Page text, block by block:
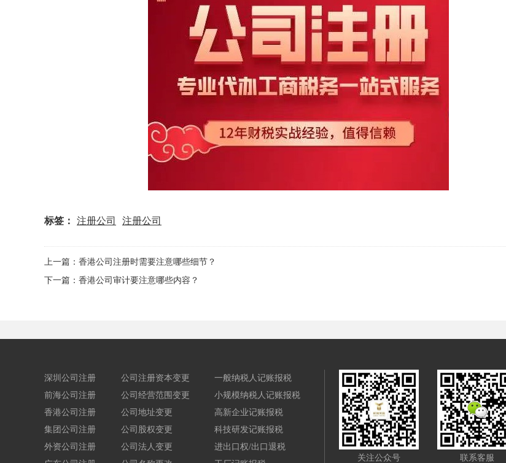
标签： 注册公司 注册公司
上一篇：香港公司注册时需要注意哪些细节？
下一篇：香港公司审计要注意哪些内容？
深圳公司注册
前海公司注册
香港公司注册
集团公司注册
外资公司注册
公司注册资本变更
公司经营范围变更
公司地址变更
公司股权变更
公司法人变更
一般纳税人记账报税
小规模纳税人记账报税
高新企业记账报税
科技研发记账报税
进出口权/出口退税
关注公众号 联系客服